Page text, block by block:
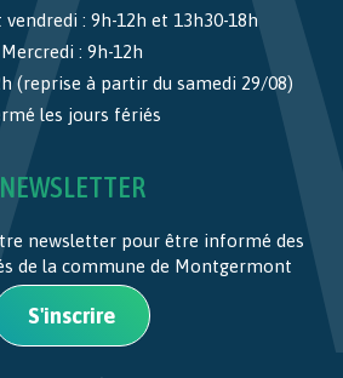
: 9h-12h et 13h30-18h
Mercredi : 9h-12h
(reprise à partir du samedi 29/08)
les jours fériés
NEWSLETTER
newsletter pour être informé des
de la commune de Montgermont
S'inscrire